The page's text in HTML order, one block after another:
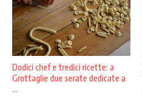
Dodici chef e tredici ricette: a
Grottaglie due serate dedicate a
...